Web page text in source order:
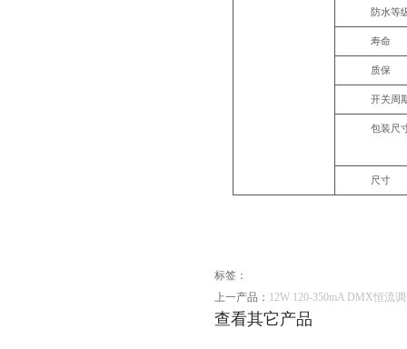
防水等
寿命
质保
开关周
包装尺
尺寸
标签：
上一产品： 12W 120-350mA DMX恒流
查看其它产品